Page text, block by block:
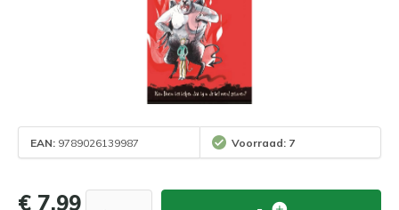
EAN: 9789026139987 Voorraad: 7
€ 7,99